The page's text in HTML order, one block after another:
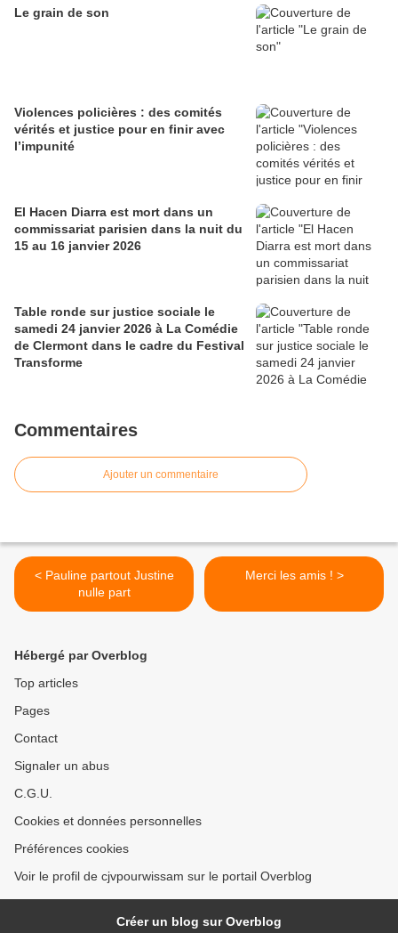
Le grain de son
Violences policières : des comités
vérités et justice pour en finir avec
l’impunité
El Hacen Diarra est mort dans un
commissariat parisien dans la nuit du
15 au 16 janvier 2026
Table ronde sur justice sociale le
samedi 24 janvier 2026 à La Comédie
de Clermont dans le cadre du Festival
Transforme
Commentaires
Ajouter un commentaire
< Pauline partout Justine
nulle part
Merci les amis ! >
Hébergé par Overblog
Top articles
Pages
Contact
Signaler un abus
C.G.U.
Cookies et données personnelles
Préférences cookies
Voir le profil de cjvpourwissam sur le portail Overblog
Créer un blog sur Overblog